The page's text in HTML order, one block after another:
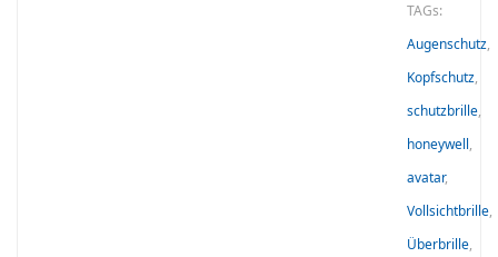
TAGs:
Augenschutz,
Kopfschutz,
schutzbrille,
honeywell,
avatar,
Vollsichtbrille,
Überbrille,